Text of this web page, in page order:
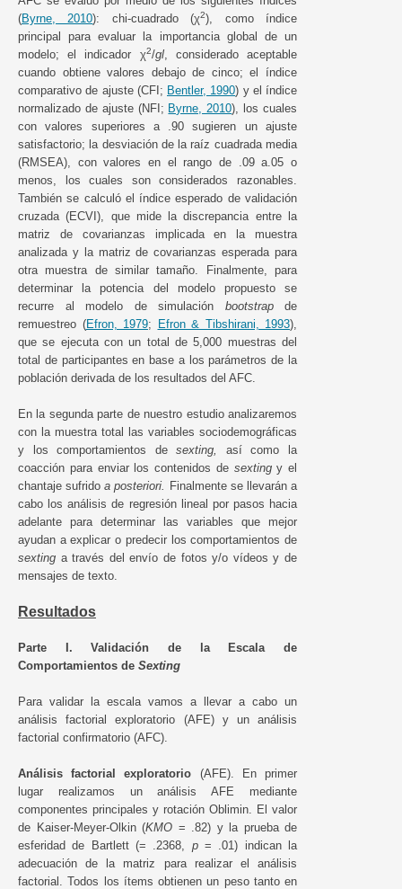
(Byrne, 2010): chi-cuadrado (χ2), como índice
principal para evaluar la importancia global de un
modelo; el indicador χ2/gl, considerado aceptable
cuando obtiene valores debajo de cinco; el índice
comparativo de ajuste (CFI; Bentler, 1990) y el índice
normalizado de ajuste (NFI; Byrne, 2010), los cuales
con valores superiores a .90 sugieren un ajuste
satisfactorio; la desviación de la raíz cuadrada media
(RMSEA), con valores en el rango de .09 a.05 o
menos, los cuales son considerados razonables.
También se calculó el índice esperado de validación
cruzada (ECVI), que mide la discrepancia entre la
matriz de covarianzas implicada en la muestra
analizada y la matriz de covarianzas esperada para
otra muestra de similar tamaño. Finalmente, para
determinar la potencia del modelo propuesto se
recurre al modelo de simulación bootstrapde
remuestreo (Efron, 1979; Efron & Tibshirani, 1993),
que se ejecuta con un total de 5,000 muestras del
total de participantes en base a los parámetros de la
población derivada de los resultados del AFC.
En la segunda parte de nuestro estudio analizaremos
con la muestra total las variables sociodemográficas
y los comportamientos desexting,
así como la
coacción para enviar los contenidos de sextingy el
chantaje sufridoa posteriori.
Finalmente se llevarán a
cabo los análisis de regresión lineal por pasos hacia
adelante para determinar las variables que mejor
ayudan a explicar o predecir los comportamientos de
sexting a través del envío de fotos y/o vídeos y de
mensajes de texto.
Resultados
Parte I. Validación de la Escala de
Comportamientos de Sexting
Para validar la escala vamos a llevar a cabo un
análisis factorial exploratorio (AFE) y un análisis
factorial confirmatorio (AFC).
Análisis factorial exploratorio (AFE). En primer
lugar realizamos un análisis AFE mediante
componentes principales y rotación Oblimin. El valor
de Kaiser-Meyer-Olkin (KMO = .82) y la prueba de
esferidad de Bartlett (= .2368, p= .01) indican la
adecuación de la matriz para realizar el análisis
factorial. Todos los ítems obtienen un peso tanto en